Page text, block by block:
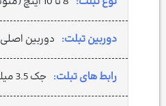
دوربین تبلت: دوربین اصلی
رابط‎ های تبلت: جک 3.5 میلی متری صدا